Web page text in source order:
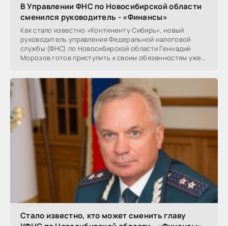
В Управлении ФНС по Новосибирской области
сменился руководитель - «Финансы»
Как стало известно «Континенту Сибирь», новый
руководитель управления Федеральной налоговой
службы (ФНС) по Новосибирской области Геннадий
Морозов готов приступить к своим обязанностям уже
Стало известно, кто может сменить главу